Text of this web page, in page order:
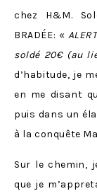
chez H&M.
BRADÉE: «
soldé 20€ (au
d’habitude, je
en me disant
puis dans un
à la conquête
Sur le chemin,
que je